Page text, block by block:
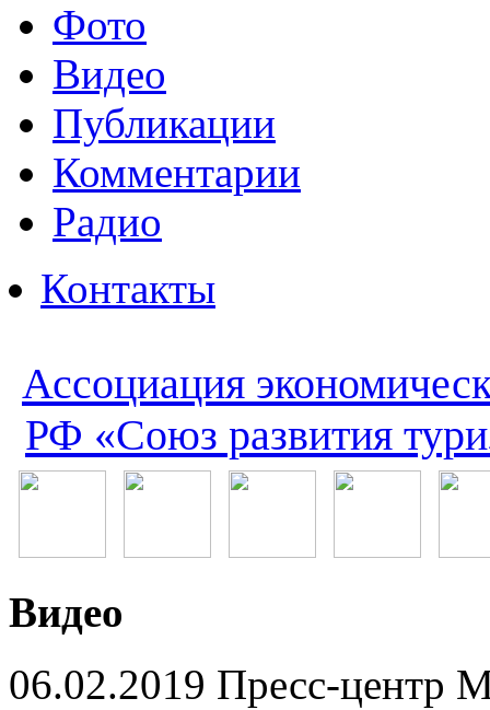
Фото
Видео
Публикации
Комментарии
Радио
Контакты
Ассоциация
РФ «Союз развития
Видео
06.02.2019 Пресс-центр